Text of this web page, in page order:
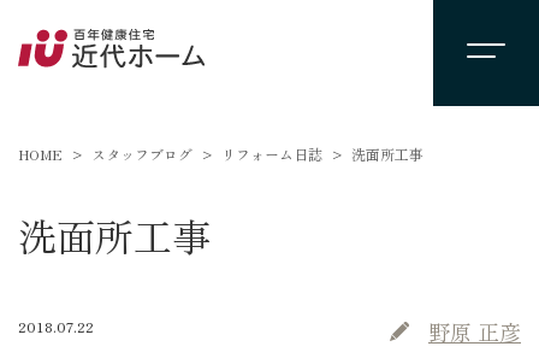
HOME スタッフブログ リフォーム日誌 洗面所工事
洗面所工事
2018.07.22 野原 正彦